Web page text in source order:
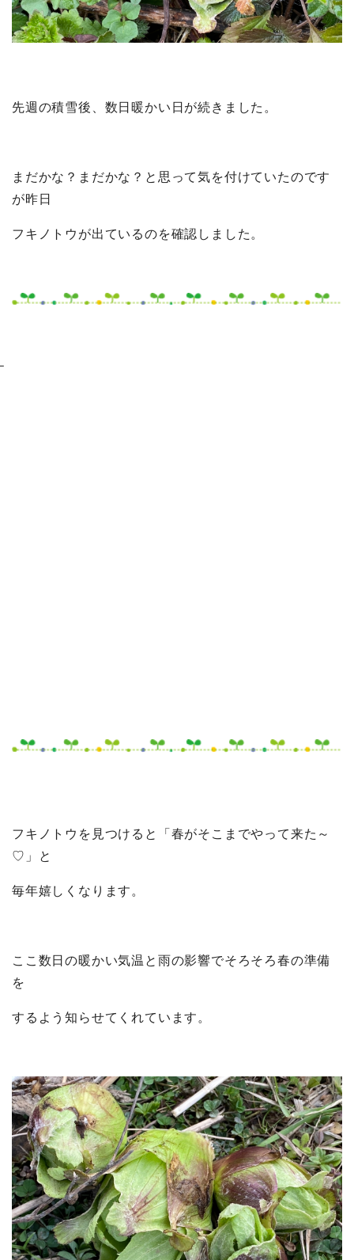
先週の積雪後、数日暖かい日が続きました。
まだかな？まだかな？と思って気を付けていたのです
が昨日
フキノトウが出ているのを確認しました。
フキノトウを見つけると「春がそこまでやって来た～
♡」と
毎年嬉しくなります。
ここ数日の暖かい気温と雨の影響でそろそろ春の準備
を
するよう知らせてくれています。